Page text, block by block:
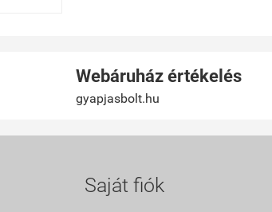
Webáruház értékelés
gyapjasbolt.hu
Saját fiók